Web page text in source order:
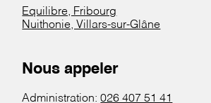
Equilibre, Fribourg
Nuithonie, Villars-sur-Glâne
Nous appeler
Administration:026 407 51 41